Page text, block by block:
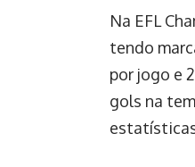
Na EFL
tendo
por jogo e
gols na